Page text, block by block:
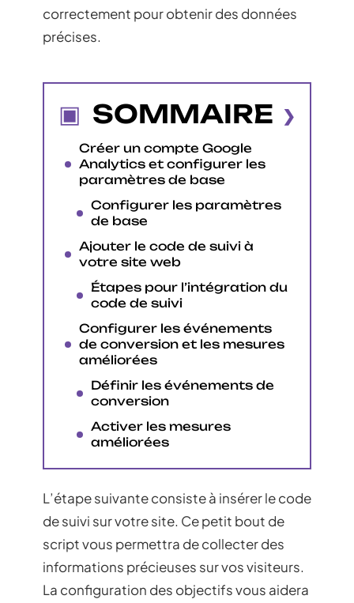
correctement pour obtenir des données
précises.
SOMMAIRE
Créer un compte Google
Analytics et configurer les
paramètres de base
Configurer les paramètres
de base
Ajouter le code de suivi à
votre site web
Étapes pour l’intégration du
code de suivi
Configurer les événements
de conversion et les mesures
améliorées
Définir les événements de
conversion
Activer les mesures
améliorées
L’étape suivante consiste à insérer le code
de suivi sur votre site. Ce petit bout de
script vous permettra de collecter des
informations précieuses sur vos visiteurs.
La configuration des objectifs vous aidera